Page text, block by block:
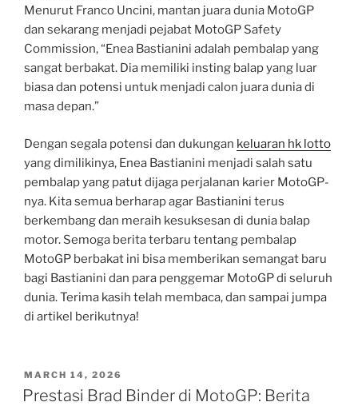
Menurut Franco Uncini, mantan juara dunia MotoGP
dan sekarang menjadi pejabat MotoGP Safety
Commission, “Enea Bastianini adalah pembalap yang
sangat berbakat. Dia memiliki insting balap yang luar
biasa dan potensi untuk menjadi calon juara dunia di
masa depan.”
Dengan segala potensi dan dukungan keluaran hk lotto
yang dimilikinya, Enea Bastianini menjadi salah satu
pembalap yang patut dijaga perjalanan karier MotoGP-
nya. Kita semua berharap agar Bastianini terus
berkembang dan meraih kesuksesan di dunia balap
motor. Semoga berita terbaru tentang pembalap
MotoGP berbakat ini bisa memberikan semangat baru
bagi Bastianini dan para penggemar MotoGP di seluruh
dunia. Terima kasih telah membaca, dan sampai jumpa
di artikel berikutnya!
POSTED
ON
MARCH 14, 2026
Prestasi Brad Binder di MotoGP: Berita